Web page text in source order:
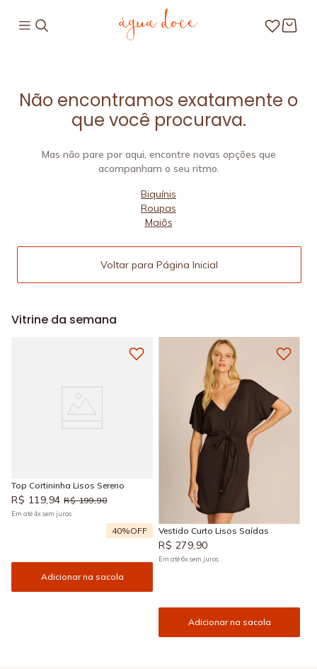
Não encontramos exatamente o
que você procurava.
Mas não pare por aqui, encontre novas opções que
acompanham o seu ritmo.
Biquínis
Roupas
Maiôs
Voltar para Página Inicial
Vitrine da semana
Top Cortininha Lisos Sereno
R$ 119,94 R$ 199,90
Em até4xsem juros
40%OFF
Adicionar na sacola
Vestido Curto Lisos Saídas
R$ 279,90
Em até6xsem juros
Adicionar na sacola